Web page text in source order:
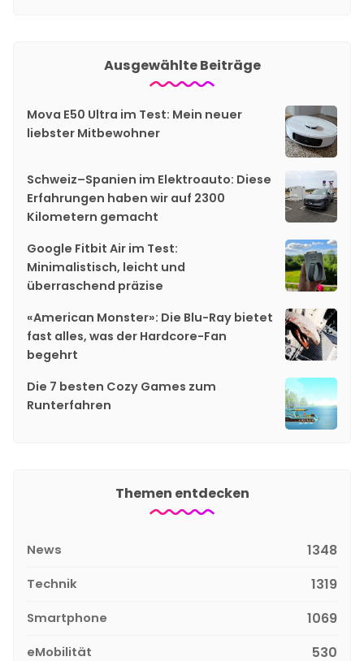
Ausgewählte Beiträge
Mova E50 Ultra im Test: Mein neuer
liebster Mitbewohner
Schweiz–Spanien im Elektroauto: Diese
Erfahrungen haben wir auf 2300
Kilometern gemacht
Google Fitbit Air im Test:
Minimalistisch, leicht und
überraschend präzise
«American Monster»: Die Blu-Ray bietet
fast alles, was der Hardcore-Fan
begehrt
Die 7 besten Cozy Games zum
Runterfahren
Themen entdecken
News 1348
Technik 1319
Smartphone 1069
eMobilität 530